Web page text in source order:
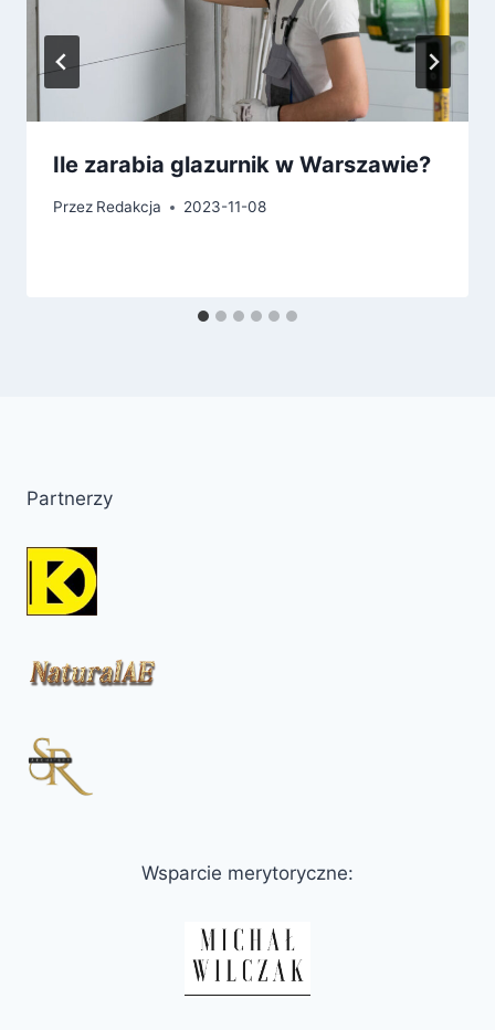
Ile zarabia glazurnik w Warszawie?
Przez Redakcja 2023-11-08
Partnerzy
Wsparcie merytoryczne: